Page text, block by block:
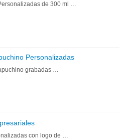
de 300 ml …
Personalizadas
grabadas …
con logo de …